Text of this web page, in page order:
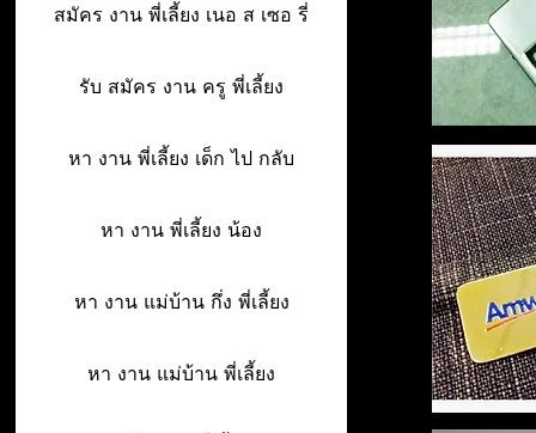
สมัคร งาน พี่เลี้ยง เนอ ส เซอ รี่
รับ สมัคร งาน ครู พี่เลี้ยง
หา งาน พี่เลี้ยง เด็ก ไป กลับ
หา งาน พี่เลี้ยง น้อง
หา งาน แม่บ้าน กึ่ง พี่เลี้ยง
หา งาน แม่บ้าน พี่เลี้ยง